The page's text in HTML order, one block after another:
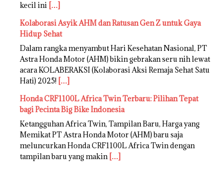
kecil ini […]
Kolaborasi Asyik AHM dan Ratusan Gen Z untuk Gaya
Hidup Sehat
Dalam rangka menyambut Hari Kesehatan Nasional, PT
Astra Honda Motor (AHM) bikin gebrakan seru nih lewat
acara KOLABERAKSI (Kolaborasi Aksi Remaja Sehat Satu
Hati) 2025! […]
Honda CRF1100L Africa Twin Terbaru: Pilihan Tepat
bagi Pecinta Big Bike Indonesia
Ketangguhan Africa Twin, Tampilan Baru, Harga yang
Memikat PT Astra Honda Motor (AHM) baru saja
meluncurkan Honda CRF1100L Africa Twin dengan
tampilan baru yang makin […]